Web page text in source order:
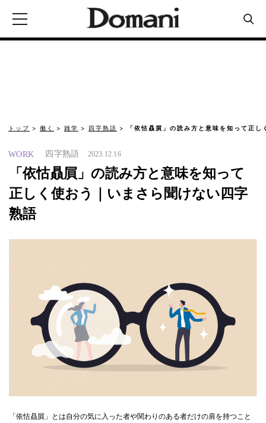
トップ 働く 雑学 四字熟語 「依怙贔屓」の読み方と意味を知って正
WORK 四字熟語 2023.12.16
「依怙贔屓」の読み方と意味を知って
正しく使おう｜いまさら聞けない四字
熟語
「依怙贔屓」とは自分の気に入った者や関わりのある者だけの肩を持つこと